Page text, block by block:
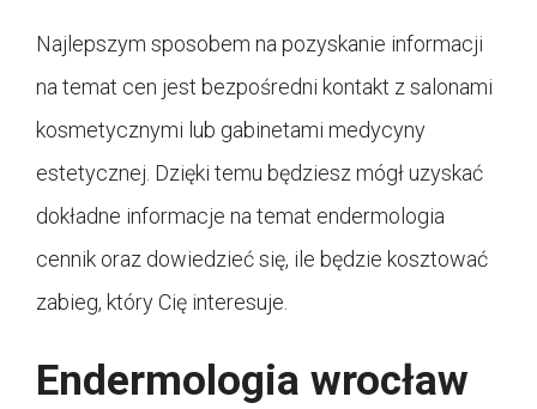
Najlepszym sposobem na pozyskanie informacji
na temat cen jest bezpośredni kontakt z salonami
kosmetycznymi lub gabinetami medycyny
estetycznej. Dzięki temu będziesz mógł uzyskać
dokładne informacje na temat endermologia
cennik oraz dowiedzieć się, ile będzie kosztować
zabieg, który Cię interesuje.
Endermologia wrocław